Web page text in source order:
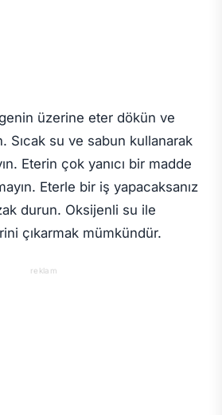
üzerine eter dökün ve
Sıcak su ve sabun kullanarak
Eterin çok yanıcı bir madde
Eterle bir iş yapacaksanız
durun. Oksijenli su ile
çıkarmak mümkündür.
reklam